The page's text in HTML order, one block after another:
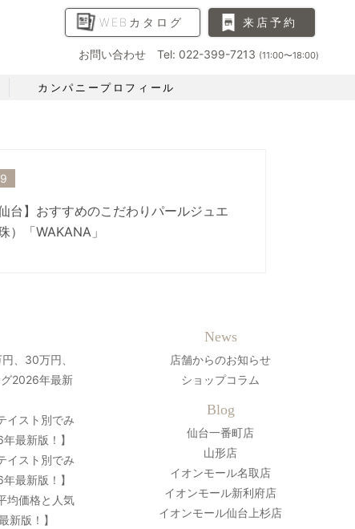
WEBカタログ 来店予約
お問い合わせ Tel: 022-399-7213 (11:00〜18:00)
カンパニープロフィール
台】おすすめのこだわりパールジュエ
）「WAKANA」
、30万円、
2026年最新
イスト別でみ
最新版！】
イスト別でみ
最新版！】
均価格と人気
新版！】
News
店舗からのお知らせ
ショップコラム
Blog
仙台一番町店
山形店
イオンモール名取店
イオンモール新利府店
イオンモール仙台上杉店